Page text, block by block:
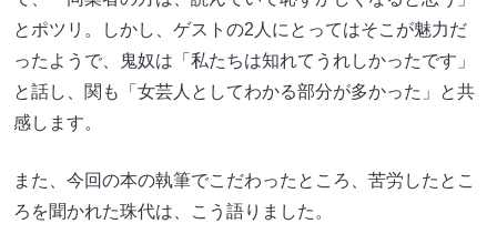
とポツリ。しかし、ゲストの2人にとってはそこが魅力だ
ったようで、鬼奴は「私たちは知れてうれしかったです」
と話し、関も「女芸人としてわかる部分が多かった」と共
感します。
また、今回の本の執筆でこだわったところ、苦労したとこ
ろを聞かれた珠代は、こう語りました。